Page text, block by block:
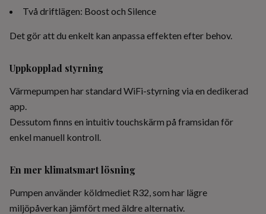
Två driftlägen: Boost och Silence
Det gör att du enkelt kan anpassa effekten efter behov.
Uppkopplad styrning
Värmepumpen har standard WiFi-styrning via en dedikerad
app.
Dessutom finns en intuitiv touchskärm på framsidan för
enkel manuell kontroll.
En mer klimatsmart lösning
Pumpen använder köldmediet R32, som har lägre
miljöpåverkan jämfört med äldre alternativ.